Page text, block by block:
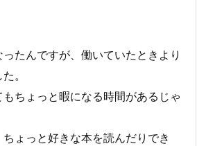
たんですが、働いていたときより
。
ちょっと暇になる時間があるじゃ
ょっと好きな本を読んだりでき